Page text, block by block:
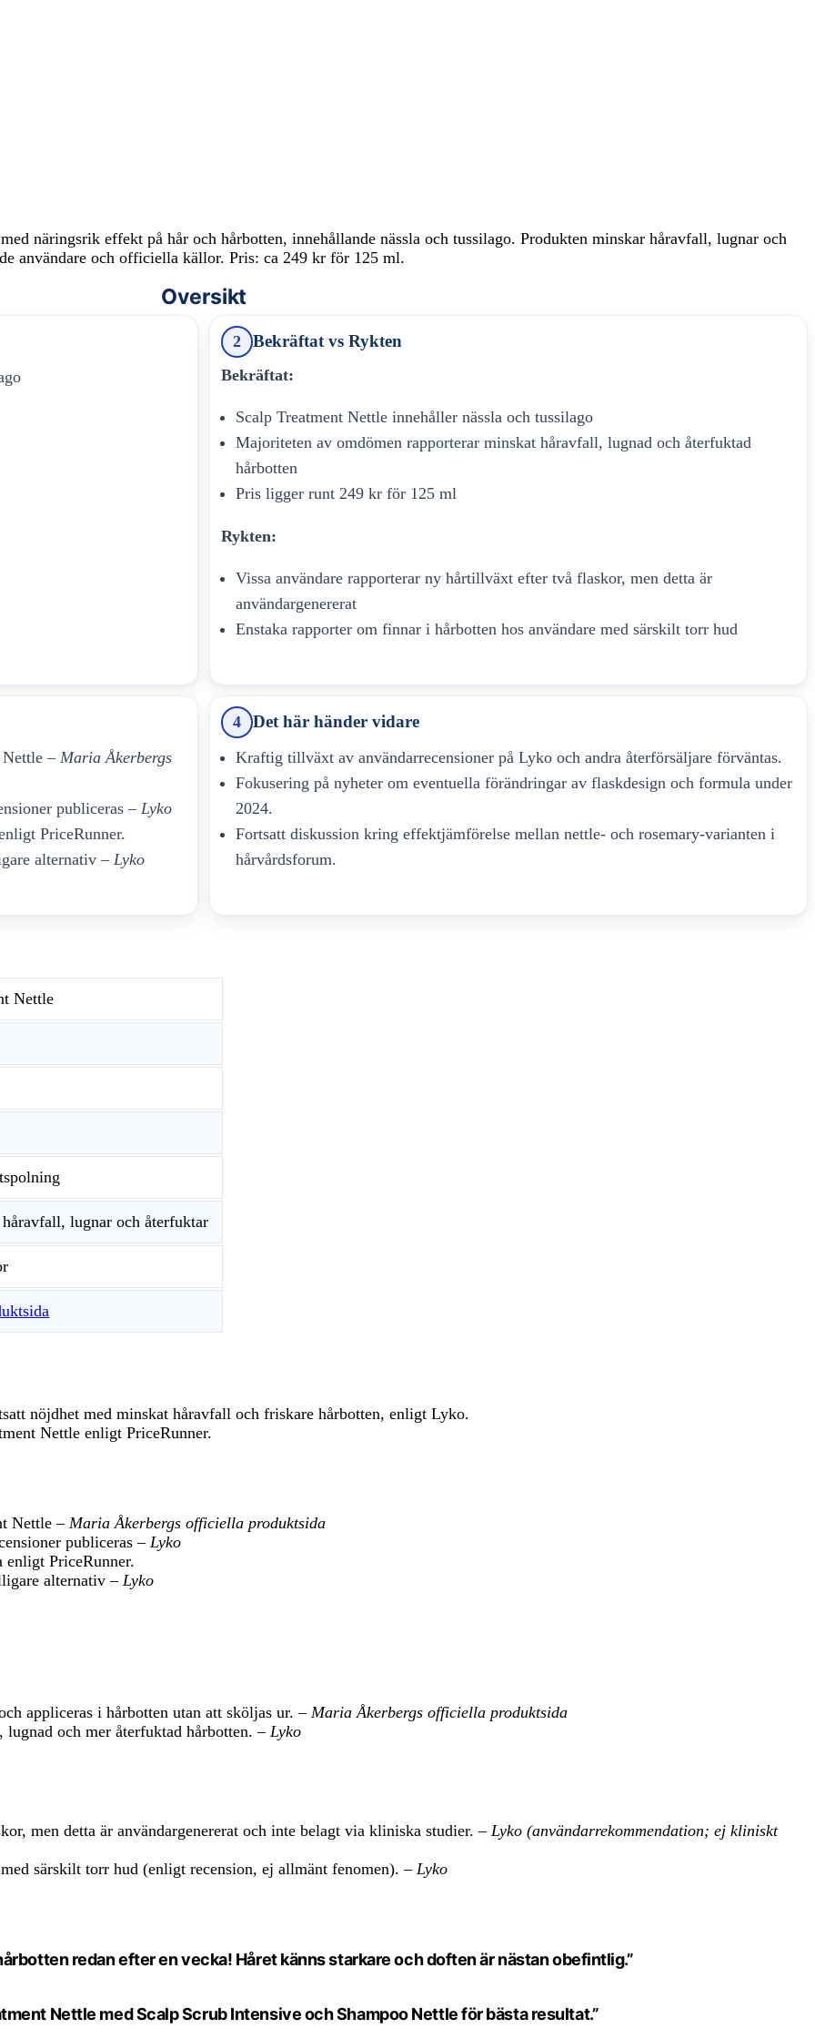
näringsrik effekt på hår och hårbotten, innehållande nässla och tussilago. Produkten minskar håravfall, lugnar och
användare och officiella källor. Pris: ca 249 kr för 125 ml.
Oversikt
2 Bekräftat vs Rykten
Bekräftat:
Scalp Treatment Nettle innehåller nässla och tussilago
Majoriteten av omdömen rapporterar minskat håravfall, lugnad och återfuktad
hårbotten
Pris ligger runt 249 kr för 125 ml
Rykten:
Vissa användare rapporterar ny hårtillväxt efter två flaskor, men detta är
användargenererat
Enstaka rapporter om finnar i hårbotten hos användare med särskilt torr hud
– Maria Åkerbergs
publiceras – Lyko
PriceRunner.
alternativ – Lyko
4 Det här händer vidare
Kraftig tillväxt av användarrecensioner på Lyko och andra återförsäljare förväntas.
Fokusering på nyheter om eventuella förändringar av flaskdesign och formula under
2024.
Fortsatt diskussion kring effektjämförelse mellan nettle- och rosemary-varianten i
hårvårdsforum.
Nettle
lugnar och återfuktar
nöjdhet med minskat håravfall och friskare hårbotten, enligt Lyko.
Nettle enligt PriceRunner.
Nettle –Maria Åkerbergs officiella produktsida
publiceras – Lyko
enligt PriceRunner.
alternativ – Lyko
appliceras i hårbotten utan att sköljas ur. – Maria Åkerbergs officiella produktsida
och mer återfuktad hårbotten. – Lyko
men detta är användargenererat och inte belagt via kliniska studier. –Lyko (användarrekommendation; ej kliniskt
särskilt torr hud (enligt recension, ej allmänt fenomen). – Lyko
redan efter en vecka! Håret känns starkare och doften är nästan obefintlig.”
Nettle med Scalp Scrub Intensive och Shampoo Nettle för bästa resultat.”